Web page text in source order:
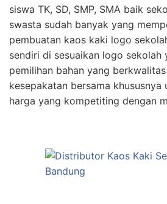
siswa TK, SD, SMP, SMA baik
swasta sudah banyak yang
pembuatan kaos kaki logo
sendiri di sesuaikan logo sekolah
pemilihan bahan yang
kesepakatan bersama
harga yang kompetiting dengan